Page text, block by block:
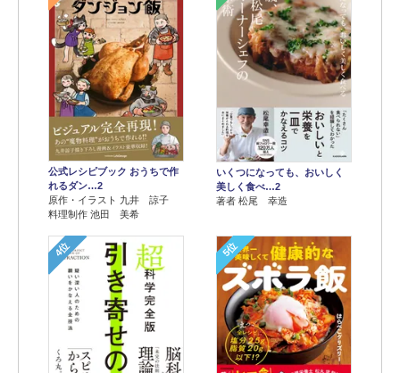
公式レシピブック おうちで作
れるダン…2
原作・イラスト 九井 諒子
料理制作 池田 美希
いくつになっても、おいしく
美しく食べ…2
著者 松尾 幸造
4位 5位